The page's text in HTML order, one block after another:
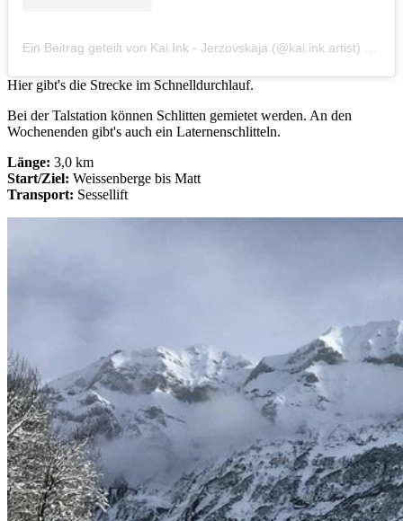
Ein Beitrag geteilt von Kai.Ink - Jerzovskaja (@kai.ink.artist)
Hier gibt's die Strecke im Schnelldurchlauf.
Bei der Talstation können Schlitten gemietet werden. An den
Wochenenden gibt's auch ein Laternenschlitteln.
Länge: 3,0 km
Start/Ziel: Weissenberge bis Matt
Transport: Sessellift​